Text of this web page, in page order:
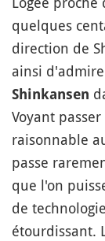
quelques
direction de
ainsi
Shinkansen
Voyant
raisonnable
passe
que l'on
de
étourdissant.